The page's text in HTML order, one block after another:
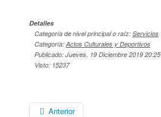
Detalles
Categoría de nivel principal o raíz: Servicios
Categoría: Actos Culturales y Deportivos
Publicado: Jueves, 19 Diciembre 2019 20:25
Visto: 15237
Anterior